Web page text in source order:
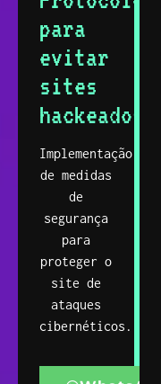
para
evitar
sites
hackeados
Implementação
de medidas
de
segurança
para
proteger o
site de
ataques
cibernéticos.